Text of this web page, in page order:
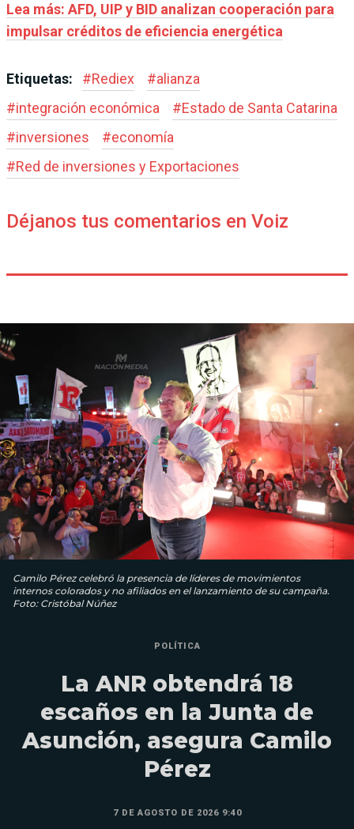
Lea más: AFD, UIP y BID analizan cooperación para
impulsar créditos de eficiencia energética
Etiquetas: #Rediex #alianza
#integración económica #Estado de Santa Catarina
#inversiones #economía
#Red de inversiones y Exportaciones
Déjanos tus comentarios en Voiz
Camilo Pérez celebró la presencia de líderes de movimientos
internos colorados y no afiliados en el lanzamiento de su campaña.
Foto: Cristóbal Núñez
POLÍTICA
La ANR obtendrá 18
escaños en la Junta de
Asunción, asegura Camilo
Pérez
7 DE AGOSTO DE 2026 9:40